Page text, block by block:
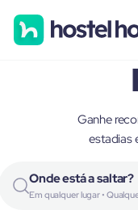
Ganhe
estadias
Onde está a saltar?
Em qualquer lugar •